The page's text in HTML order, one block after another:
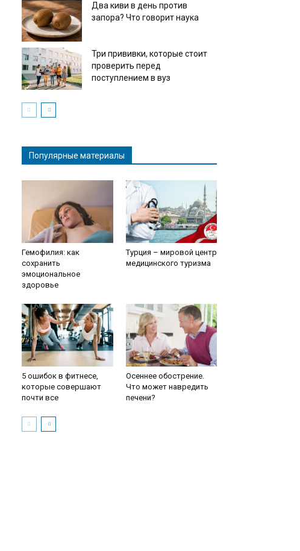
Два киви в день против
запора? Что говорит наука
Три прививки, которые стоит
проверить перед
поступлением в вуз
Популярные материалы
Гемофилия: как
сохранить
эмоциональное
здоровье
Турция – мировой центр
медицинского туризма
5 ошибок в фитнесе,
которые совершают
почти все
Осеннее обострение.
Что может навредить
печени?